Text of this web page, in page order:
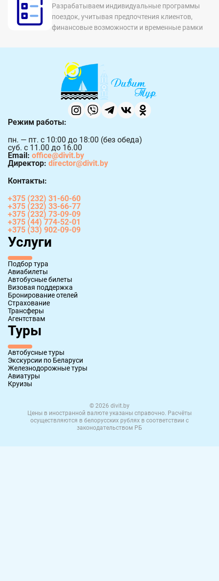
Разрабатываем индивидуальные программы
поездок, учитывая предпочтения клиентов,
финансовые возможности и временные рамки
Услуги
Подбор тура
Авиабилеты
Автобусные билеты
Визовая поддержка
Бронирование отелей
Страхование
Трансферы
Агентствам
Туры
Автобусные туры
Экскурсии по Беларуси
Железнодорожные туры
Авиатуры
Круизы
Режим работы:
пн. — пт. с 10:00 до 18:00 (без обеда)
суб. с 11.00 до 16.00
Email: office@divit.by
Директор: director@divit.by
Контакты:
+375 (232) 31-60-60
+375 (232) 33-66-77
+375 (232) 73-09-09
+375 (44) 774-52-01
+375 (33) 902-09-09
© 2026 divit.by
Цены в иностранной валюте указаны справочно. Расчёты
осуществляются в белорусских рублях в соответствии с
законодательством РБ